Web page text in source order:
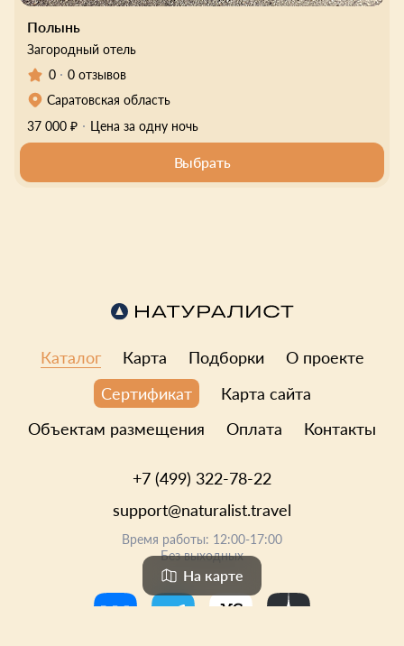
Полынь
Загородный отель
0
0 отзывов
Саратовская область
37 000 ₽
Цена за одну ночь
Выбрать
На карте
Каталог Карта Подборки
О проекте
Сертификат
Карта сайта
Объектам размещения
Оплата Контакты
+7 (499) 322-78-22
support@naturalist.travel
Время работы: 12:00-17:00
Без выходных